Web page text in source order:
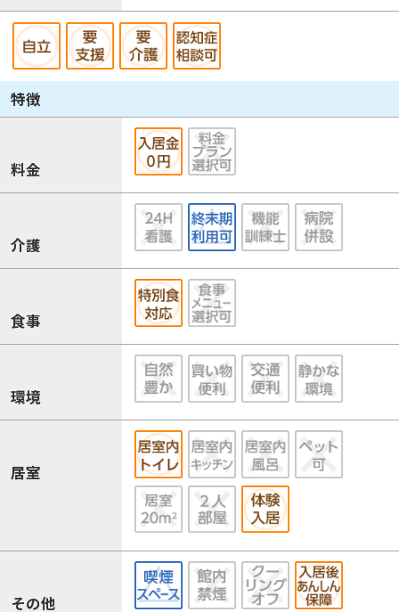
特徴
料金
介護
食事
環境
居室
その他